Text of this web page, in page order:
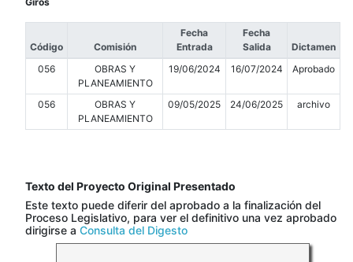
Código Comisión
Fecha
Entrada
Fecha
Salida
Dictamen
056
OBRAS Y
PLANEAMIENTO
19/06/2024 16/07/2024 Aprobado
056
OBRAS Y
PLANEAMIENTO
09/05/2025 24/06/2025 archivo
Texto del Proyecto Original Presentado
Este texto puede diferir del aprobado a la finalización del
Proceso Legislativo, para ver el definitivo una vez aprobado
dirigirse a Consulta del Digesto